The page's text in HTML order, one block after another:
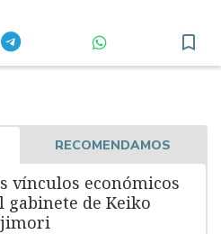
RECOMENDAMOS
vínculos económicos
gabinete de Keiko